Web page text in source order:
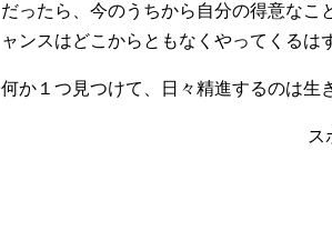
だったら、今のうちから自分の得意なこ
ャンスはどこからともなくやってくるは
何か１つ見つけて、日々精進するのは生
ス